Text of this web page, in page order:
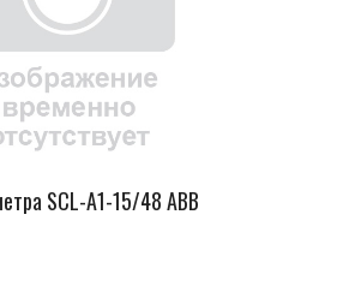
SCL-A1-15/48 ABB